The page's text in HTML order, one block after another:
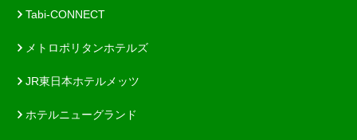
Tabi-CONNECT
メトロポリタンホテルズ
JR東日本ホテルメッツ
ホテルニューグランド